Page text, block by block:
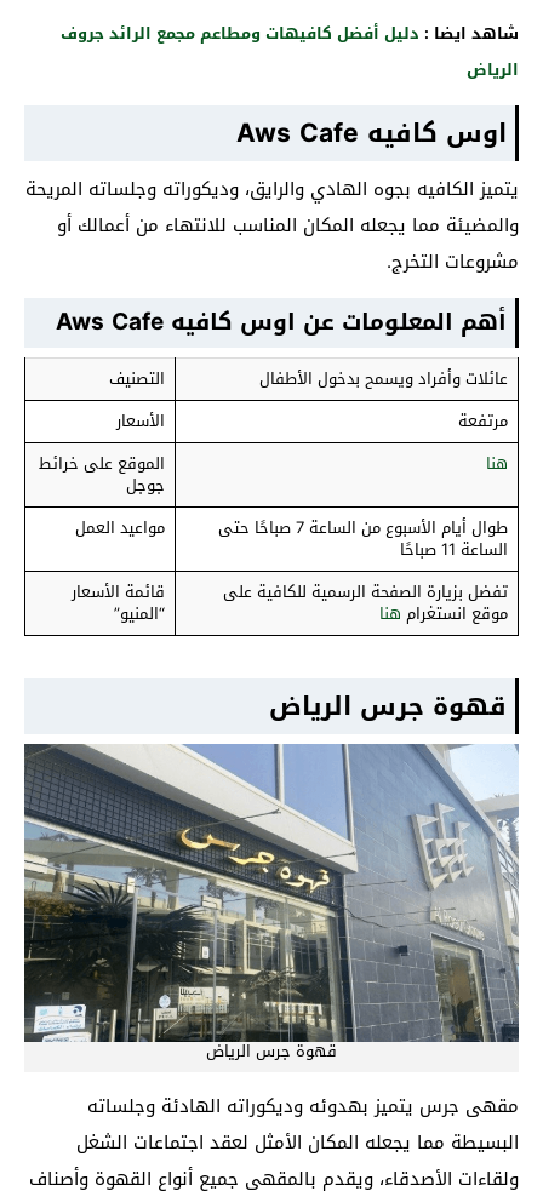
شاهد ايضا : دليل أفضل كافيهات ومطاعم مجمع الرائد جروف
الرياض
اوس كافيه Aws Cafe
يتميز الكافيه بجوه الهادي والرايق، وديكوراته وجلساته المريحة
والمضيئة مما يجعله المكان المناسب للانتهاء من أعمالك أو
مشروعات التخرج.
أهم المعلومات عن اوس كافيه Aws Cafe
عائلات وأفراد ويسمح بدخول الأطفال
التصنيف
مرتفعة
الأسعار
هنا
الموقع على خرائط
جوجل
طوال أيام الأسبوع من الساعة 7 صباحًا حتى
الساعة 11 صباحًا
مواعيد العمل
تفضل بزيارة الصفحة الرسمية للكافية على
موقع انستغرام هنا
قائمة الأسعار
“المنيو”
قهوة جرس الرياض
قهوة جرس الرياض
مقهى جرس يتميز بهدوئه وديكوراته الهادئة وجلساته
البسيطة مما يجعله المكان الأمثل لعقد اجتماعات الشغل
ولقاءات الأصدقاء، ويقدم بالمقهى جميع أنواع القهوة وأصناف